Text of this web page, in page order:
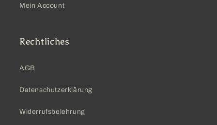
Mein Account
Rechtliches
AGB
Datenschutzerklärung
Widerrufsbelehrung